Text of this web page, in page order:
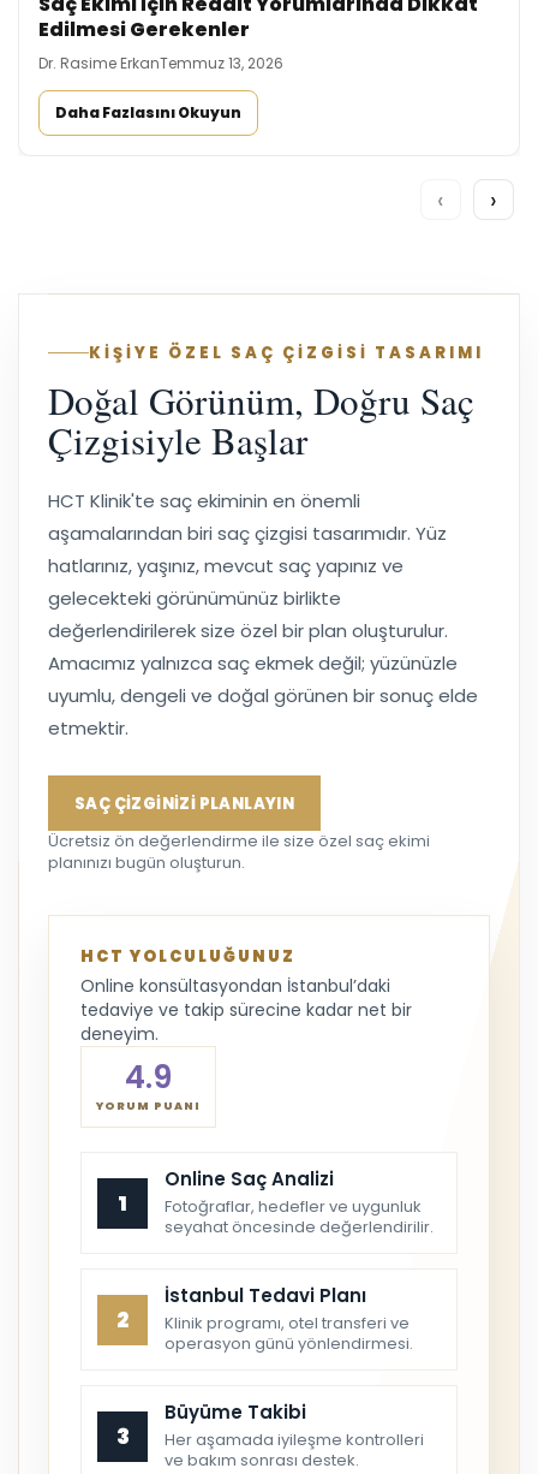
Edilmesi Gerekenler
Dr. Rasime ErkanTemmuz 13, 2026
Daha Fazlasını Okuyun
‹ ›
KİŞİYE ÖZEL SAÇ ÇİZGİSİ TASARIMI
Doğal Görünüm, Doğru Saç
Çizgisiyle Başlar
HCT Klinik'te saç ekiminin en önemli
aşamalarından biri saç çizgisi tasarımıdır. Yüz
hatlarınız, yaşınız, mevcut saç yapınız ve
gelecekteki görünümünüz birlikte
değerlendirilerek size özel bir plan oluşturulur.
Amacımız yalnızca saç ekmek değil; yüzünüzle
uyumlu, dengeli ve doğal görünen bir sonuç elde
etmektir.
SAÇ ÇİZGİNİZİ PLANLAYIN
Ücretsiz ön değerlendirme ile size özel saç ekimi
planınızı bugün oluşturun.
HCT YOLCULUĞUNUZ
Online konsültasyondan İstanbul’daki
tedaviye ve takip sürecine kadar net bir
deneyim.
4.9
YORUM PUANI
1
Online Saç Analizi
Fotoğraflar, hedefler ve uygunluk
seyahat öncesinde değerlendirilir.
2
İstanbul Tedavi Planı
Klinik programı, otel transferi ve
operasyon günü yönlendirmesi.
3
Büyüme Takibi
Her aşamada iyileşme kontrolleri
ve bakım sonrası destek.